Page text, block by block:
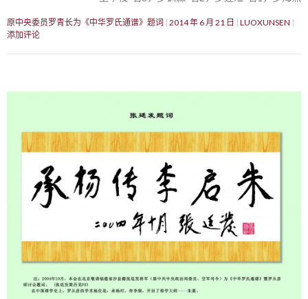
原中央委员罗青长为《中华罗氏通谱》题词 2014 年 6 月 21 日
LUOXUNSEN
添加评论